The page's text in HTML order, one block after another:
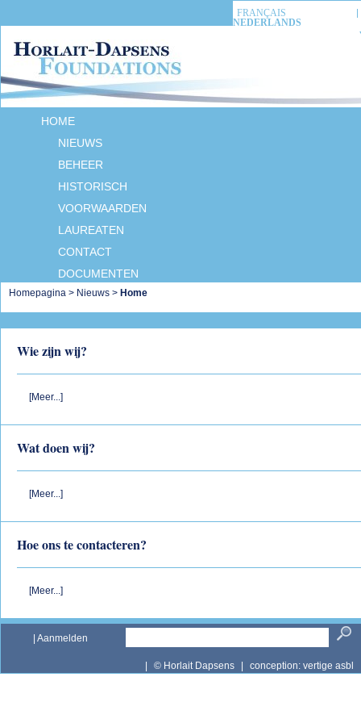
FRANÇAIS
NEDERLANDS
HOME
NIEUWS
BEHEER
HISTORISCH
VOORWAARDEN
LAUREATEN
CONTACT
DOCUMENTEN
Homepagina > Nieuws > Home
Wie zijn wij?
[Meer...]
Wat doen wij?
[Meer...]
Hoe ons te contacteren?
[Meer...]
Aanmelden
© Horlait Dapsens conception: vertige asbl